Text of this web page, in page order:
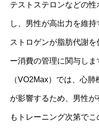
テストステロンなどの
し、男性が高出力を維
ストロゲンが脂肪代謝
ー消費の管理に関与し
（VO2Max）では、心
が影響するため、男性
もトレーニング次第で